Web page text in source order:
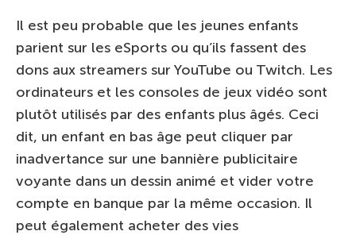
Il est peu probable que les jeunes enfants
parient sur les eSports ou qu’ils fassent des
dons aux streamers sur YouTube ou Twitch. Les
ordinateurs et les consoles de jeux vidéo sont
plutôt utilisés par des enfants plus âgés. Ceci
dit, un enfant en bas âge peut cliquer par
inadvertance sur une bannière publicitaire
voyante dans un dessin animé et vider votre
compte en banque par la même occasion. Il
peut également acheter des vies